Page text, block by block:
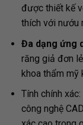
được thiết kế
thích với nướu
Đa dạng ứng
răng giả đơn
khoa thẩm mỹ
Tính chính
công nghệ